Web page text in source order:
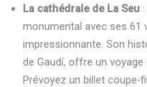
La cathédrale de La Seu:
monumental avec ses 61
impressionnante. Son
de Gaudí, offre un
Prévoyez un billet coupe-